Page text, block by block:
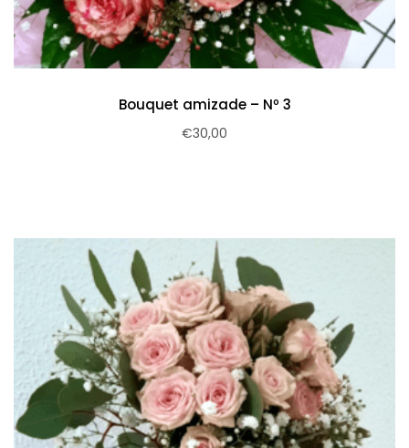
Bouquet amizade – Nº 3
€30,00